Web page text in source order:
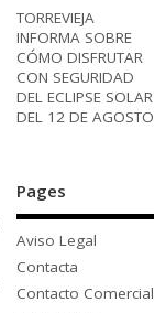
TORREVIEJA
INFORMA SOBRE
CÓMO DISFRUTAR
CON SEGURIDAD
DEL ECLIPSE SOLAR
DEL 12 DE AGOSTO
Pages
Aviso Legal
Contacta
Contacto Comercial